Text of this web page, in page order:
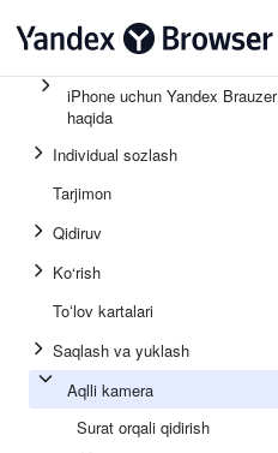
iPhone uchun Yandex Brauzer
haqida
Individual sozlash
Tarjimon
Qidiruv
Ko‘rish
Toʻlov kartalari
Saqlash va yuklash
Aqlli kamera
Surat orqali qidirish